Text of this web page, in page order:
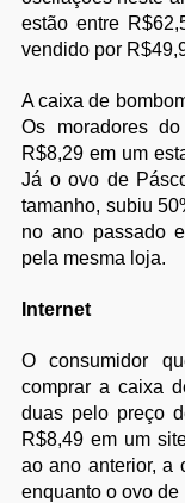
estão entre
vendido por
A caixa de
Os moradores
R$8,29 em um
Já o ovo de
tamanho, subiu
no ano passado
pela mesma loja.
Internet
O consumidor
comprar a caixa
duas pelo preço
R$8,49 em um
ao ano anterior, a
enquanto o ovo de